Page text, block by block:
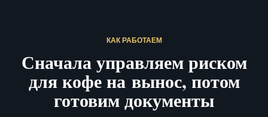
КАК РАБОТАЕМ
Сначала управляем риском
для кофе на вынос, потом
готовим документы